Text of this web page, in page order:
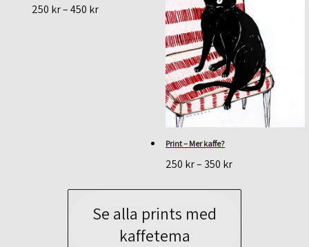
250 kr–450 krPrisintervall:
Print – Mer kaffe?
250 kr– 350 krPrisintervall:
till
Se alla prints med
kaffetema